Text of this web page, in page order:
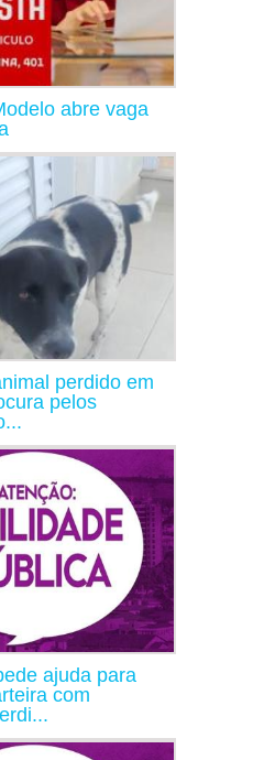
abre vaga
perdido em
pelos
ajuda para
com